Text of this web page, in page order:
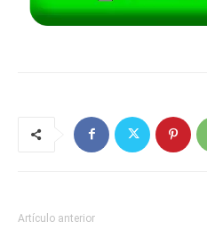
Artículo anterior